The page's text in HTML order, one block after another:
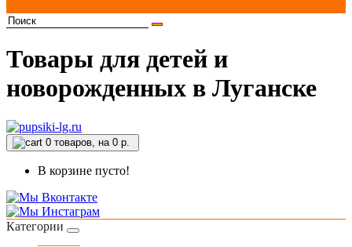
Товары для детей и
новорожденных в Луганске
0 товаров, на 0 р.
В корзине пусто!
Категории